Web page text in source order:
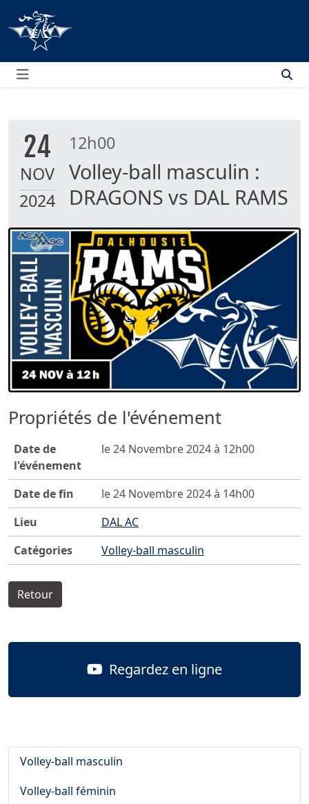
Menu
24
NOV
2024
12h00
Volley-ball masculin :
DRAGONS vs DAL RAMS
Propriétés de l'événement
Date de
l'événement
le 24 Novembre 2024 à 12h00
Date de fin
le 24 Novembre 2024 à 14h00
Lieu
DAL AC
Catégories
Volley-ball masculin
Retour
Regardez en ligne
Volley-ball masculin
Volley-ball féminin